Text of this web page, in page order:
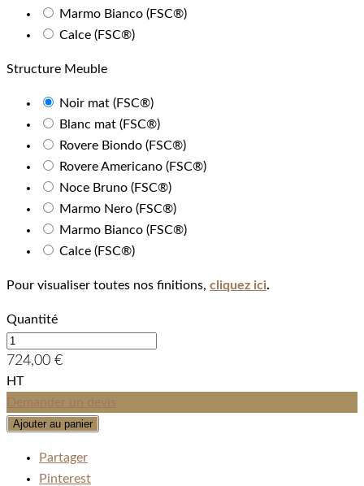
Marmo Bianco (FSC®)
Calce (FSC®)
Structure Meuble
Noir mat (FSC®)
Blanc mat (FSC®)
Rovere Biondo (FSC®)
Rovere Americano (FSC®)
Noce Bruno (FSC®)
Marmo Nero (FSC®)
Marmo Bianco (FSC®)
Calce (FSC®)
Pour visualiser toutes nos finitions, cliquez ici.
Quantité
724,00 €
HT
Ajouter au panier
Partager
Pinterest